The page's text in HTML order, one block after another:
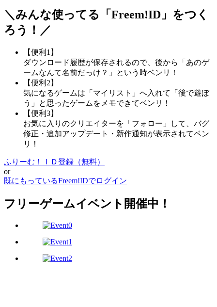
＼みんな使ってる「 Freem!ID 」をつく
ろう！／
【便利1】
ダウンロード履歴が保存されるので、後から「あのゲ
ームなんて名前だっけ？」という時ベンリ！
【便利2】
気になるゲームは「マイリスト」へ入れて「後で遊ぼ
う」と思ったゲームをメモできてベンリ！
【便利3】
お気に入りのクリエイターを「フォロー」して、バグ
修正・追加アップデート・新作通知が表示されてベン
リ！
ふりーむ！ＩＤ登録（無料）
or
既にもっているFreem!IDでログイン
フリーゲームイベント開催中！